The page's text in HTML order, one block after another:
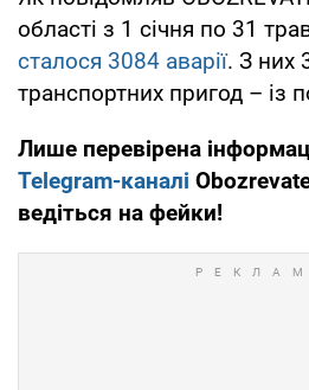
області з 1 січня по 31
сталося 3084 аварії. З них
транспортних пригод – із
Лише перевірена
Telegram-каналі
ведіться на фейки!